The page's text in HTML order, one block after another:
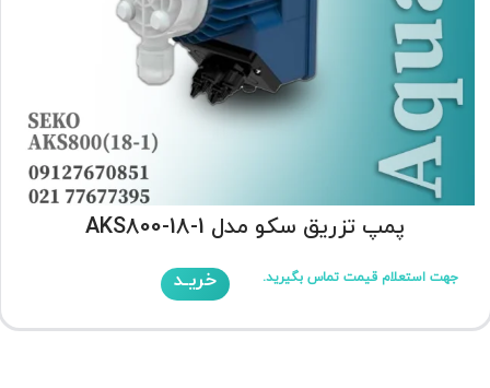
پمپ تزریق سکو مدل AKS800-18-1
جهت استعلام قیمت تماس بگیرید. خریـد